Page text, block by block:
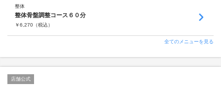
整体
整体骨盤調整コース６０分
￥6,270 （税込）
全てのメニューを見る
店舗公式